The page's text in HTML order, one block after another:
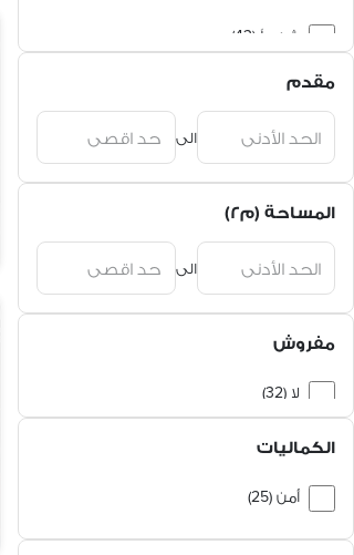
شهرياً (43)
مقدم
الى
المساحة (م٢)
الى
مفروش
لا (32)
الكماليات
أمن (25)